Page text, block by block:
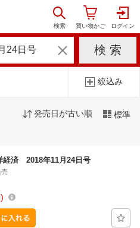
絞込み
発売日が古い順 標準
経済 2018年11月24日号
売